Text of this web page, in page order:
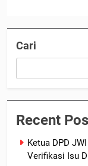
Cari
Recent
Ketua DPD
Verifikasi Isu